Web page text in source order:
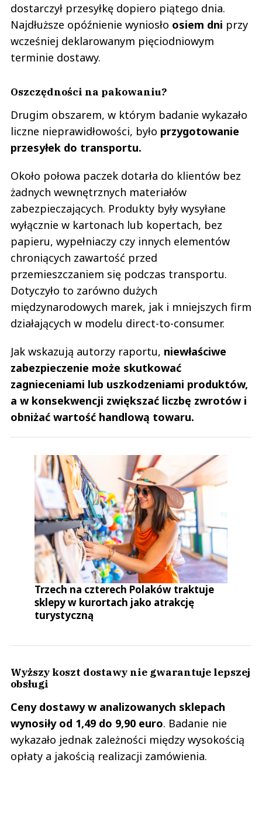
dostarczył przesyłkę dopiero piątego dnia.
Najdłuższe opóźnienie wyniosło osiem dni przy
wcześniej deklarowanym pięciodniowym
terminie dostawy.
Oszczędności na pakowaniu?
Drugim obszarem, w którym badanie wykazało
liczne nieprawidłowości, było przygotowanie
przesyłek do transportu.
Około połowa paczek dotarła do klientów bez
żadnych wewnętrznych materiałów
zabezpieczających. Produkty były wysyłane
wyłącznie w kartonach lub kopertach, bez
papieru, wypełniaczy czy innych elementów
chroniących zawartość przed
przemieszczaniem się podczas transportu.
Dotyczyło to zarówno dużych
międzynarodowych marek, jak i mniejszych firm
działających w modelu direct-to-consumer.
Jak wskazują autorzy raportu, niewłaściwe
zabezpieczenie może skutkować
zagnieceniami lub uszkodzeniami produktów,
a w konsekwencji zwiększać liczbę zwrotów i
obniżać wartość handlową towaru.
Trzech na czterech Polaków traktuje
sklepy w kurortach jako atrakcję
turystyczną
Wyższy koszt dostawy nie gwarantuje lepszej
obsługi
Ceny dostawy w analizowanych sklepach
wynosiły od 1,49 do 9,90 euro. Badanie nie
wykazało jednak zależności między wysokością
opłaty a jakością realizacji zamówienia.